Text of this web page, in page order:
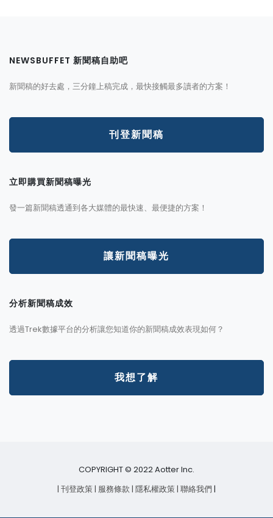
NEWSBUFFET 新聞稿自助吧
新聞稿的好去處，三分鐘上稿完成，最快接觸最多讀者的方案！
刊登新聞稿
立即購買新聞稿曝光
發一篇新聞稿透通到各大媒體的最快速、最便捷的方案！
讓新聞稿曝光
分析新聞稿成效
透過Trek數據平台的分析讓您知道你的新聞稿成效表現如何？
我想了解
COPYRIGHT © 2022 Aotter Inc.
| 刊登政策| 服務條款| 隱私權政策| 聯絡我們 |